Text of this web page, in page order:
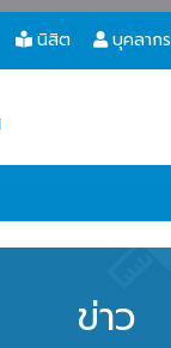
นิสิต บุคลากร
ข่าว